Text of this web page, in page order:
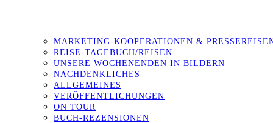
MARKETING-KOOPERATIONEN &
REISE-TAGEBUCH/REISEN
UNSERE WOCHENENDEN IN BILDERN
NACHDENKLICHES
ALLGEMEINES
VERÖFFENTLICHUNGEN
ON TOUR
BUCH-REZENSIONEN